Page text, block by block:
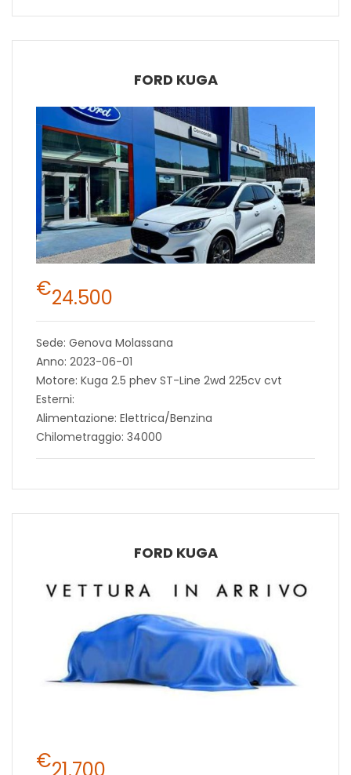
FORD KUGA
€24.500
Sede: Genova Molassana
Anno: 2023-06-01
Motore: Kuga 2.5 phev ST-Line 2wd 225cv cvt
Esterni:
Alimentazione: Elettrica/Benzina
Chilometraggio: 34000
FORD KUGA
€